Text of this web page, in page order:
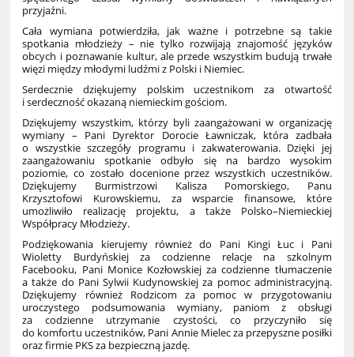
przyjaźni.
Cała wymiana potwierdziła, jak ważne i potrzebne są takie
spotkania młodzieży – nie tylko rozwijają znajomość języków
obcych i poznawanie kultur, ale przede wszystkim budują trwałe
więzi między młodymi ludźmi z Polski i Niemiec.
Serdecznie dziękujemy polskim uczestnikom za otwartość
i serdeczność okazaną niemieckim gościom.
Dziękujemy wszystkim, którzy byli zaangażowani w organizację
wymiany – Pani Dyrektor Dorocie Ławniczak, która zadbała
o wszystkie szczegóły programu i zakwaterowania. Dzięki jej
zaangażowaniu spotkanie odbyło się na bardzo wysokim
poziomie, co zostało docenione przez wszystkich uczestników.
Dziękujemy Burmistrzowi Kalisza Pomorskiego, Panu
Krzysztofowi Kurowskiemu, za wsparcie finansowe, które
umożliwiło realizację projektu, a także Polsko–Niemieckiej
Współpracy Młodzieży.
Podziękowania kierujemy również do Pani Kingi Łuc i Pani
Wioletty Burdyńskiej za codzienne relacje na szkolnym
Facebooku, Pani Monice Kozłowskiej za codzienne tłumaczenie
a także do Pani Sylwii Kudynowskiej za pomoc administracyjną.
Dziękujemy również Rodzicom za pomoc w przygotowaniu
uroczystego podsumowania wymiany, paniom z obsługi
za codzienne utrzymanie czystości, co przyczyniło się
do komfortu uczestników, Pani Annie Mielec za przepyszne posiłki
oraz firmie PKS za bezpieczną jazdę.